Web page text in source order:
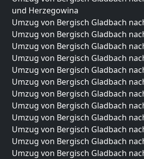
und Herzegowina
Umzug von Bergisch Gladbach
Umzug von Bergisch Gladbach
Umzug von Bergisch Gladbach
Umzug von Bergisch Gladbach
Umzug von Bergisch Gladbach
Umzug von Bergisch Gladbach
Umzug von Bergisch Gladbach
Umzug von Bergisch Gladbach
Umzug von Bergisch Gladbach
Umzug von Bergisch Gladbach
Umzug von Bergisch Gladbach
Umzug von Bergisch Gladbach